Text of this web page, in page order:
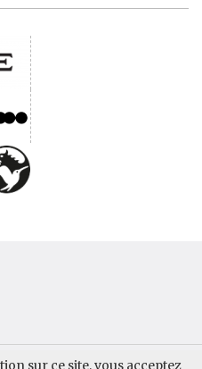
sur ce site, vous acceptez
AUPARFUM